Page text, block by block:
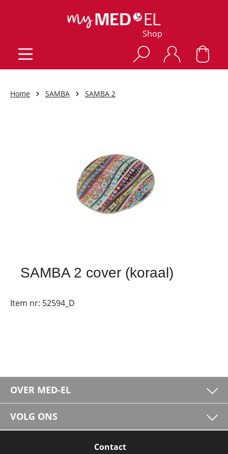
Shop
Home SAMBA SAMBA 2
SAMBA 2 cover (koraal)
Item nr: 52594_D
OVER MED-EL
VOLG ONS
Contact